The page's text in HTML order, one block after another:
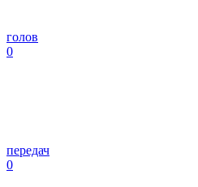
голов
0
передач
0